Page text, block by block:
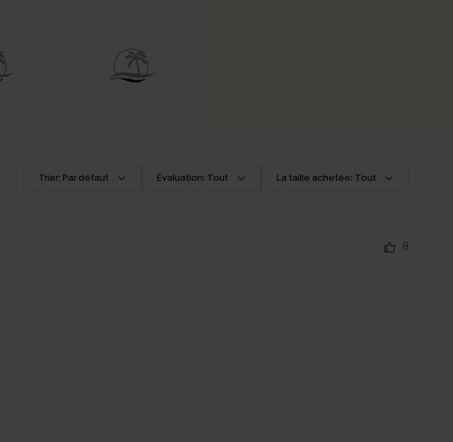
Trier: Par défaut Évaluation: Tout La taille achetée: Tout
8